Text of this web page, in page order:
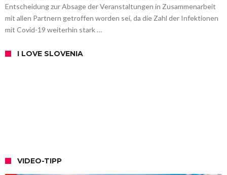
Entscheidung zur Absage der Veranstaltungen in Zusammenarbeit
mit allen Partnern getroffen worden sei, da die Zahl der Infektionen
mit Covid-19 weiterhin stark …
I LOVE SLOVENIA
VIDEO-TIPP